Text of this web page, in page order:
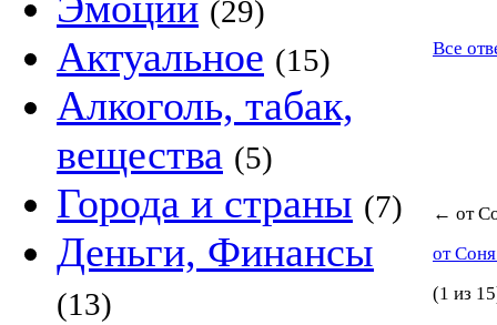
(29)
Актуальное (15)
Алкоголь, табак,
вещества (5)
Города и страны (7)
Деньги, Финансы
(13)
Все
← от
от
(1 из